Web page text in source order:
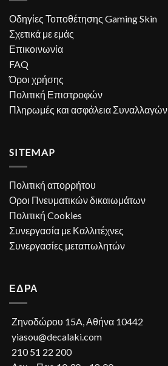
Οδηγίες Τοποθέτησης Gaming Skin
Σχετικά με εμάς
Επικοινωνία
FAQ
Όροι χρήσης
Πολιτική Επιστροφών
Πληρωμές και ασφάλεια Συναλλαγών
SITEMAP
Πολιτική απορρήτου
Οροι Πνευματικών δικαιωμάτων
Πολιτική Cookies
Συνεργασία με Καλλιτέχνες
Συνεργασίες μεταπωλητών
ΕΔΡΑ
Ζηνοδώρου 15A, Αθήνα 10442
yiasou@decalaki.com
210 51 22 200